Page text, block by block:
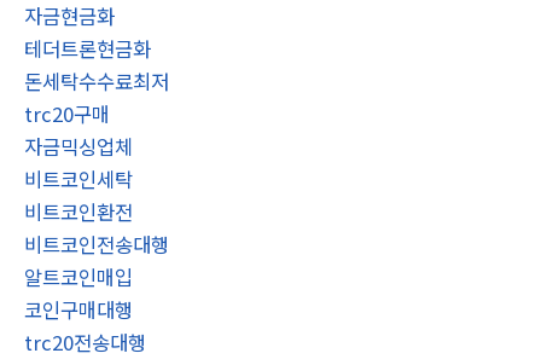
자금현금화
테더트론현금화
돈세탁수수료최저
trc20구매
자금믹싱업체
비트코인세탁
비트코인환전
비트코인전송대행
알트코인매입
코인구매대행
trc20전송대행